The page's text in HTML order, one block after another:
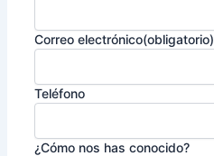
Correo electrónico(obligatorio)
Teléfono
¿Cómo nos has conocido?